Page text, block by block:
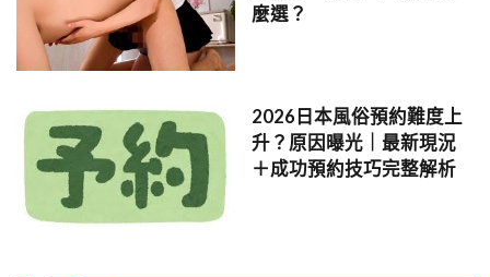
麼選？
2026日本風俗預約難度上
升？原因曝光｜最新現況
＋成功預約技巧完整解析